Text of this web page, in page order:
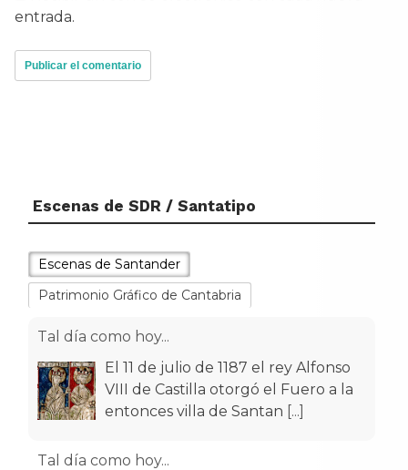
entrada.
Escenas de SDR / Santatipo
Escenas de Santander
Patrimonio Gráfico de Cantabria
Tal día como hoy...
El 11 de julio de 1187 el rey Alfonso
VIII de Castilla otorgó el Fuero a la
entonces villa de Santan [...]
Tal día como hoy...